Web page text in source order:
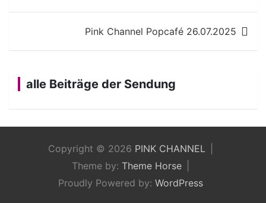
Pink Channel Popcafé 26.07.2025
alle Beiträge der Sendung
Copyright © 2026 PINK CHANNEL
Theme by: Theme Horse
Proudly Powered by: WordPress